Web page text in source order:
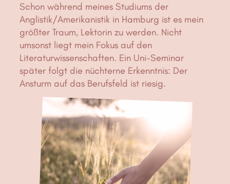
Schon während meines Studiums der
Anglistik/Amerikanistik in Hamburg ist es mein
größter Traum, Lektorin zu werden. Nicht
umsonst liegt mein Fokus auf den
Literaturwissenschaften. Ein Uni-Seminar
später folgt die nüchterne Erkenntnis: Der
Ansturm auf das Berufsfeld ist riesig.